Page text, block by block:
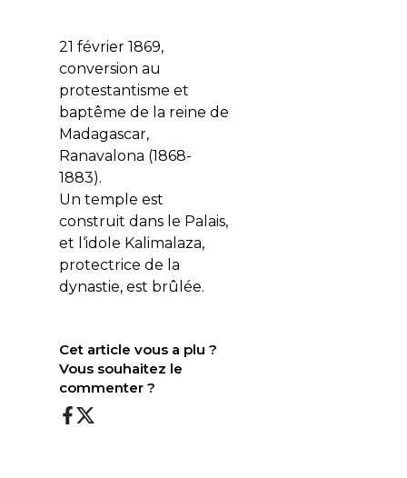
21 février 1869,
conversion au
protestantisme et
baptême de la reine de
Madagascar,
Ranavalona (1868-
1883).
Un temple est
construit dans le Palais,
et l‘idole Kalimalaza,
protectrice de la
dynastie, est brûlée.
Cet article vous a plu ?
Vous souhaitez le
commenter ?